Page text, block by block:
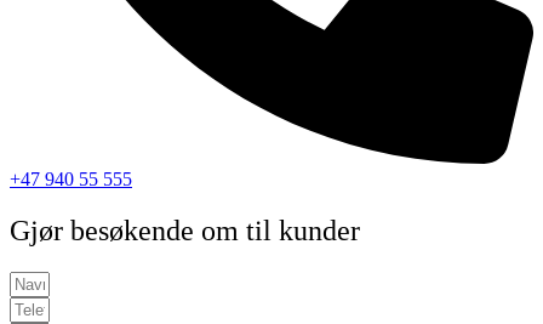
+47 940 55 555
Gjør besøkende om til kunder